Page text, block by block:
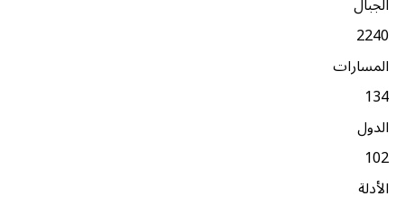
2240
المسارات
134
الدول
102
الأدلة